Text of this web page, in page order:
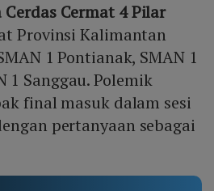
Cerdas Cermat 4 Pilar
Provinsi Kalimantan
1 Pontianak, SMAN 1
1 Sanggau. Polemik
final masuk dalam sesi
pertanyaan sebagai